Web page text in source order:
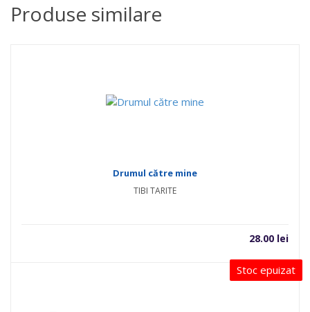
Produse similare
Drumul către mine
TIBI TARITE
28.00 lei
Stoc epuizat